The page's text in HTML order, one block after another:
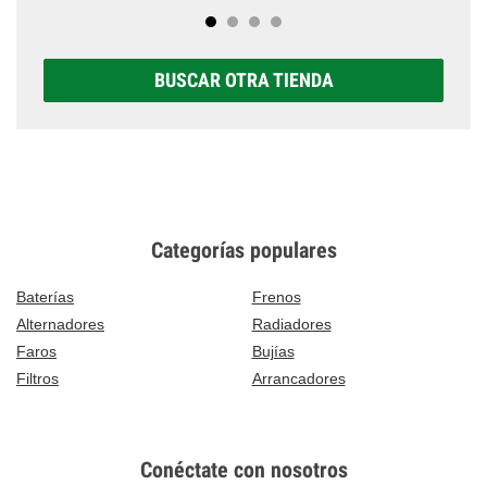
BUSCAR OTRA TIENDA
Categorías populares
Baterías
Frenos
Alternadores
Radiadores
Faros
Bujías
Filtros
Arrancadores
Conéctate con nosotros